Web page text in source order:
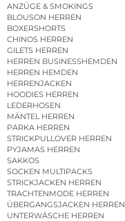
ANZÜGE & SMOKINGS
BLOUSON HERREN
BOXERSHORTS
CHINOS HERREN
GILETS HERREN
HERREN BUSINESSHEMDEN
HERREN HEMDEN
HERRENJACKEN
HOODIES HERREN
LEDERHOSEN
MÄNTEL HERREN
PARKA HERREN
STRICKPULLOVER HERREN
PYJAMAS HERREN
SAKKOS
SOCKEN MULTIPACKS
STRICKJACKEN HERREN
TRACHTENMODE HERREN
ÜBERGANGSJACKEN HERREN
UNTERWÄSCHE HERREN